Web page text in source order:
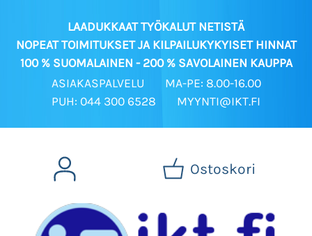
LAADUKKAAT TYÖKALUT NETISTÄ
NOPEAT TOIMITUKSET JA KILPAILUKYKYISET HINNAT
100 % SUOMALAINEN - 200 % SAVOLAINEN KAUPPA
ASIAKASPALVELU
MA-PE: 8.00-16.00
PUH: 044 300 6528
MYYNTI@IKT.FI
Ostoskori